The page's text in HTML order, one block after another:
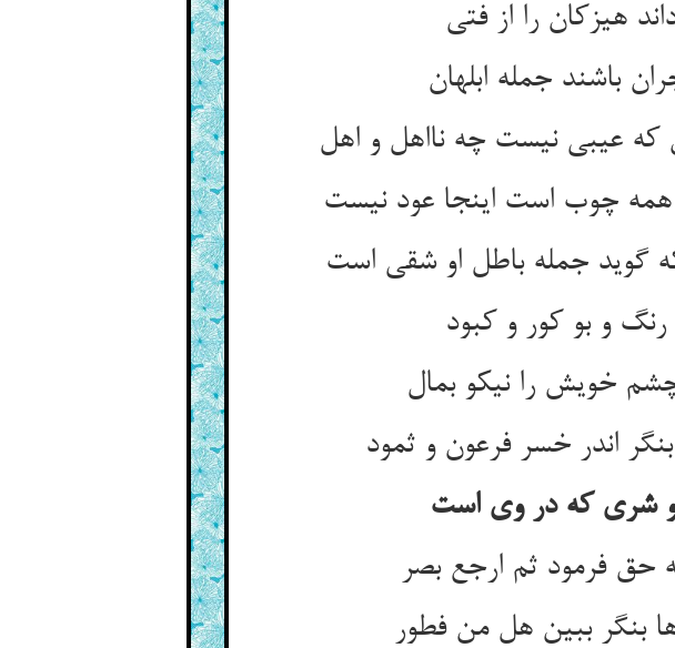
هیزکان را از فتی‏
باشند جمله ابلهان‏
عیبی نیست چه نااهل و اهل‏
چوب است اینجا عود نیست‏
گوید جمله باطل او شقی است‏
رنگ و بو کور و کبود
خویش را نیکو بمال‏
اندر خسر فرعون و ثمود
و شری که در وی است‏
حق فرمود ثم ارجع بصر
بنگر ببین هل من فطور